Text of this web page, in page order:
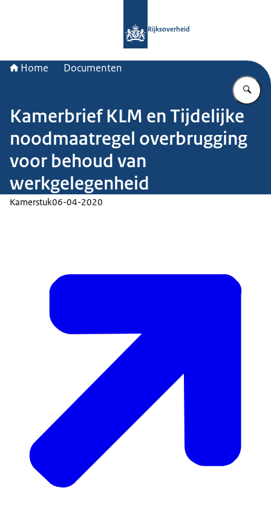
Rijksoverheid
Home Documenten
Kamerbrief KLM en Tijdelijke
noodmaatregel overbrugging
voor behoud van
werkgelegenheid
Kamerstuk06-04-2020